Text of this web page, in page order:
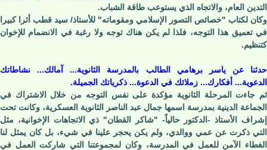
التدين العام، والاتجاه الذي يستوعب طاقة الشباب.
وكان لكتاب "خصائص التصور الإسلامي ومقوماته" للأستاذ/ سيد قطب أثرا كبيرا
في تعميق هذا التوجه، فلذا لم يكن هناك توجه ولا رغبة في الانضمام للإخوان
كتنظيم.
حدثنا عن ياسر برهامي الطالب بالمدرسة الثانوية... آمالك... نشاطاتك
الدعوية... أفكارك... زملائك في الدعوة... ذكرياتك الجميلة.
ثم جاءت المرحلة الثانوية مؤكدة على نفس التوجه من خلال الاشتراك في
الجماعة الدينية بمدرسة اسمها جمال عبد الناصر الثانوية العسكرية، وكانت تحت
إشراف الأستاذ -الدكتور حالياً- "شاكر القطان" ذي الاتجاهات الإخوانية، مثل
التي ذكرت عن عمي ووالدي، ولم يكن يحجر علينا في شيء، بل كان يمثل لنا
الغطاء الآمن للعمل في المدرسة، وكان لمجموعتنا التي شاركت العمل في